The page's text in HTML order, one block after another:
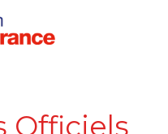
Officiels